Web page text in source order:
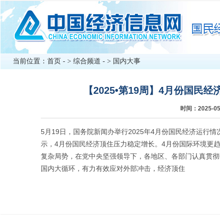
当前位置： 首页 - > 综合频道 - > 国内大事
【2025•第19周】4月份国民
时间：2025-
5月19日，国务院新闻办举行2025年4月份国民经济运行
示，4月份国民经济顶住压力稳定增长。4月份国际环境更
复杂局势，在党中央坚强领导下，各地区、各部门认真贯
国内大循环，有力有效应对外部冲击，经济顶住